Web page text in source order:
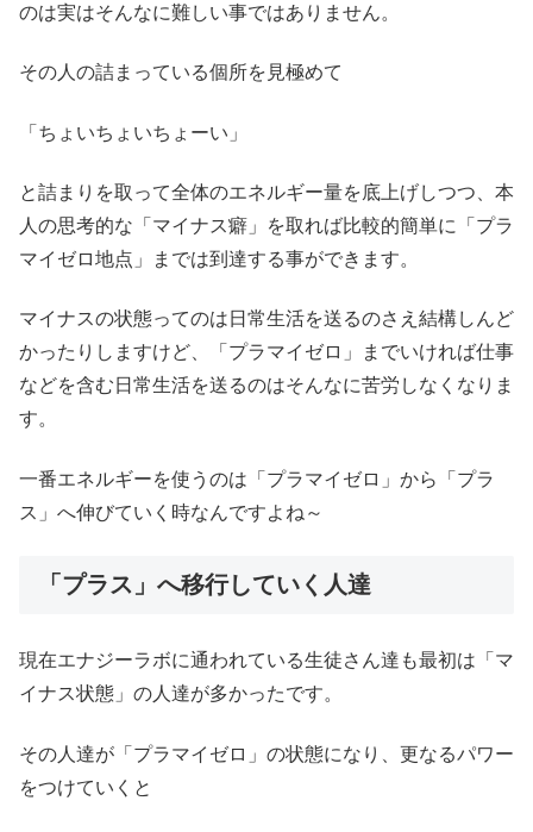
のは実はそんなに難しい事ではありません。
その人の詰まっている個所を見極めて
「ちょいちょいちょーい」
と詰まりを取って全体のエネルギー量を底上げしつつ、本
人の思考的な「マイナス癖」を取れば比較的簡単に「プラ
マイゼロ地点」までは到達する事ができます。
マイナスの状態ってのは日常生活を送るのさえ結構しんど
かったりしますけど、「プラマイゼロ」までいければ仕事
などを含む日常生活を送るのはそんなに苦労しなくなりま
す。
一番エネルギーを使うのは「プラマイゼロ」から「プラ
ス」へ伸びていく時なんですよね～
「プラス」へ移行していく人達
現在エナジーラボに通われている生徒さん達も最初は「マ
イナス状態」の人達が多かったです。
その人達が「プラマイゼロ」の状態になり、更なるパワー
をつけていくと